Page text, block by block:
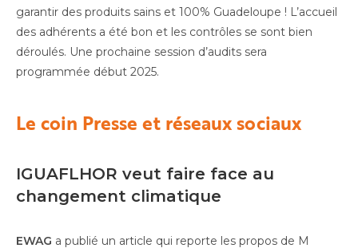
garantir des produits sains et 100% Guadeloupe ! L’accueil
des adhérents a été bon et les contrôles se sont bien
déroulés. Une prochaine session d’audits sera
programmée début 2025.
Le coin Presse et réseaux sociaux
IGUAFLHOR veut faire face au
changement climatique
EWAG a publié un article qui reporte les propos de M